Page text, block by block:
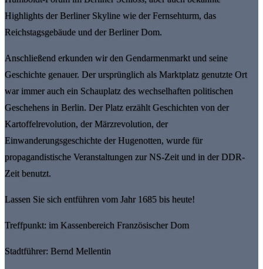
Highlights der Berliner Skyline wie der Fernsehturm, das
Reichstagsgebäude und der Berliner Dom.
Anschließend erkunden wir den Gendarmenmarkt und seine
Geschichte genauer. Der ursprünglich als Marktplatz genutzte Ort
war immer auch ein Schauplatz des wechselhaften politischen
Geschehens in Berlin. Der Platz erzählt Geschichten von der
Kartoffelrevolution, der Märzrevolution, der
Einwanderungsgeschichte der Hugenotten, wurde für
propagandistische Veranstaltungen zur NS-Zeit und in der DDR-
Zeit benutzt.
Lassen Sie sich entführen vom Jahr 1685 bis heute!
Treffpunkt: im Kassenbereich Französischer Dom
Stadtführer: Bernd Mellentin